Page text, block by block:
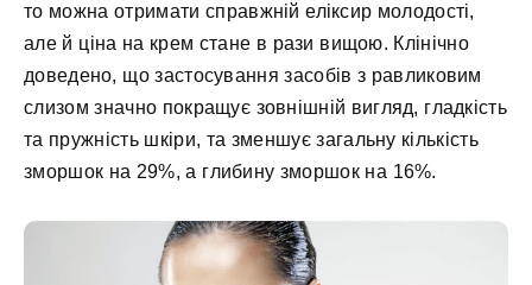
то можна отримати справжній еліксир молодості,
але й ціна на крем стане в рази вищою. Клінічно
доведено, що застосування засобів з равликовим
слизом значно покращує зовнішній вигляд, гладкість
та пружність шкіри, та зменшує загальну кількість
зморшок на 29%, а глибину зморшок на 16%.